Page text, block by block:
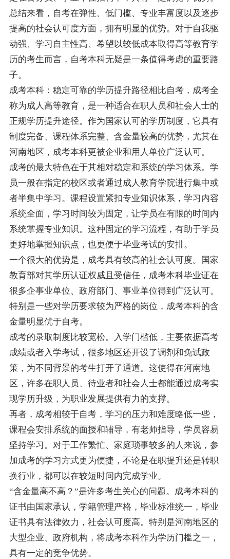
总结来看，自考在弹性、低门槛、专业丰富度以及逐步
提高的社会认可度方面，拥有明显的优势。对于自我驱
动强、学习自主性高、希望以较低成本取得高等教育学
历的考生而言，自考本科无疑是一条值得考虑的重要路
子。
成考本科：稳定可靠的学历提升路径相比自考，成考全
称为成人高等教育，是一种适合在职人员和社会人士的
正规学历提升途径。作为国家认可的学历制度，它具有
制度完备、课程体系完整、含金量较高的优势，尤其在
河南地区，成考本科更被企业和用人单位广泛认可。
成考的最大特色在于其相对稳定和系统的学习体系。学
员一般在指定的校区或者通过成人教育学院进行集中或
者半集中学习。课程设置紧扣专业知识体系，学习内容
系统全面，学习时间较为固定，让学员在有限的时间内
系统掌握专业知识。这种固定的学习流程，有助于学员
更好地掌握知识点，也更便于毕业考试的安排。
一个很大的优势是，成考具有较高的社会认可度。国家
教育部对其学历认证权威且受信任，成考本科毕业证在
很多企事业单位、政府部门、事业单位得到广泛认可。
特别是一些对学历要求较为严格的岗位，成考本科的含
金量明显优于自考。
成考的录取制度比较宽松。入学门槛低，主要依据高考
成绩或者入学考试，很多地区还开设了调剂和免试政
策，为不同背景的考生打开了通道。这使得在河南地
区，许多在职人员、待业者和社会人士都能通过成考实
现学历升级，为职业发展提供有力的支撑。
再者，成考相较于自考，学习的压力和难度略低一些，
课程会安排系统的面授和辅导，有老师指导，学员容易
坚持学习。对于工作繁忙、家庭琐事较多的人来说，参
加成考的学习方式更为便捷，不论是在职提升还是转职
换行业，都可以在较短时间内完成学业。
“含金量高不高？”是许多考生关心的问题。成考本科的
证书由国家承认，学籍管理严格，毕业标准统一，毕业
证书具有法律效力，社会认可度高。特别是河南地区的
大型企业、政府机构，将成考本科作为学历门槛之一，
具有一定的竞争优势。